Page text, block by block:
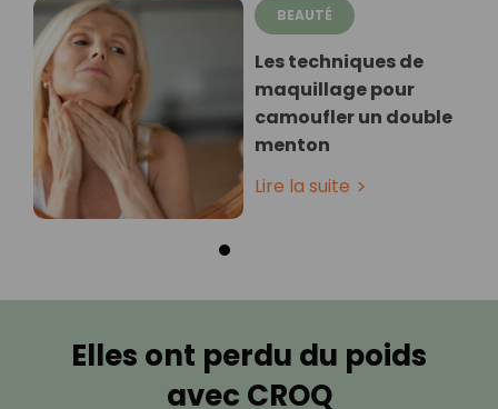
BEAUTÉ
Les techniques de
maquillage pour
camoufler un double
menton
Lire la suite
Elles ont perdu du poids
avec CROQ